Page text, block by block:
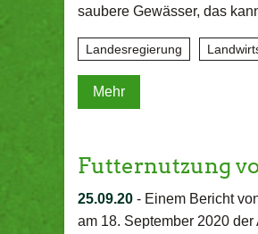
saubere Gewässer, das
Landesregierung
Mehr
Futternutzung
25.09.20 - Einem Bericht
am 18. September 2020